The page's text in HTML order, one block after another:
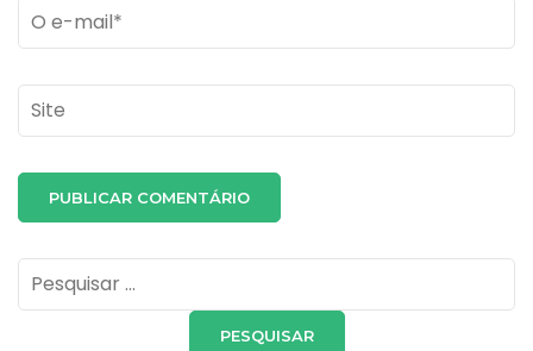
Email *
Site
Pesquisar
por: